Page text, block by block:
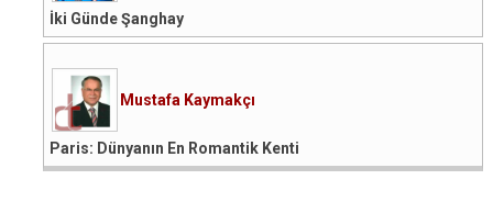
İki Günde Şanghay
Mustafa Kaymakçı
Paris: Dünyanın En Romantik Kenti